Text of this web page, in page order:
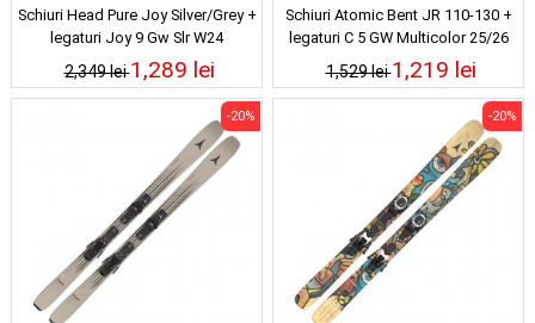
Schiuri Head Pure Joy Silver/Grey +
legaturi Joy 9 Gw Slr W24
2,349 lei1,289 lei
Schiuri Atomic Bent JR 110-130 +
legaturi C 5 GW Multicolor 25/26
1,529 lei1,219 lei
-20% -20%